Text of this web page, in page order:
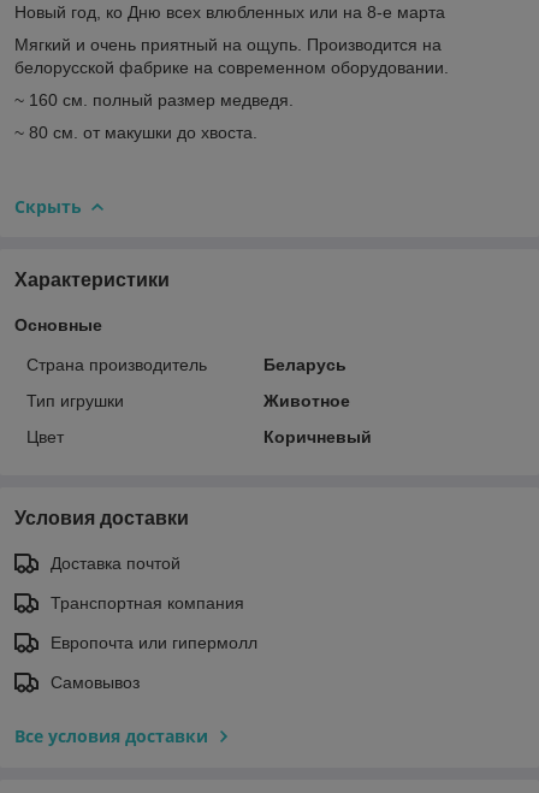
Новый год, ко Дню всех влюбленных или на 8-е марта
Мягкий и очень приятный на ощупь. Производится на
белорусской фабрике на современном оборудовании.
~ 160 см. полный размер медведя.
~ 80 см. от макушки до хвоста.
Скрыть
Характеристики
Основные
Страна производитель
Беларусь
Тип игрушки
Животное
Цвет
Коричневый
Условия доставки
Доставка почтой
Транспортная компания
Европочта или гипермолл
Самовывоз
Все условия доставки